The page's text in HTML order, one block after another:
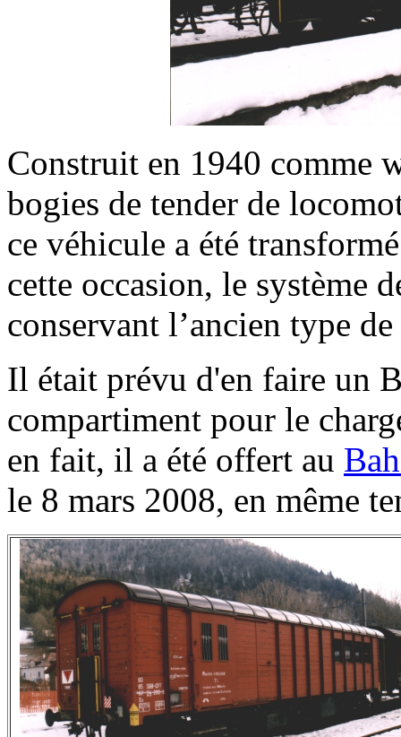
Construit en 1940 comme
bogies de tender de
ce véhicule a été
cette occasion, le système
conservant l’ancien type
Il était prévu d'en faire un
compartiment pour le
en fait, il a été offert au
le 8 mars 2008, en même